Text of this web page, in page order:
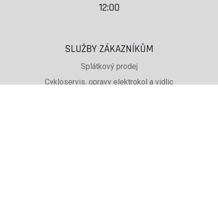
12:00
SLUŽBY ZÁKAZNÍKŮM
Splátkový prodej
Cykloservis, opravy elektrokol a vidlic